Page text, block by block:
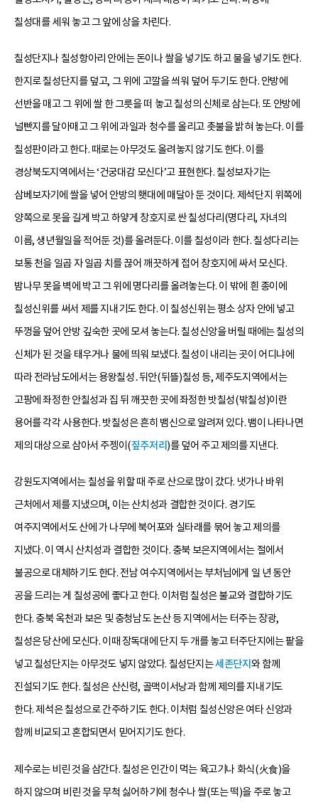
칠성대를 세워 놓고 그 앞에 상을 차린다.
칠성단지나 칠성항아리 안에는 돈이나 쌀을 넣기도 하고 물을 넣기도 한다.
한지로 칠성단지를 덮고, 그 위에 고깔을 씌워 덮어 두기도 한다. 안방에
선반을 매고 그 위에 쌀 한 그릇을 떠 놓고 칠성의 신체로 삼는다. 또 안방에
널빤지를 달아매고 그 위에 과일과 청수를 올리고 촛불을 밝혀 놓는다. 이를
칠성판이라고 한다. 때로는 아무것도 올려놓지 않기도 한다. 이를
경상북도지역에서는 ‘건궁대감 모신다’고 표현한다. 칠성보자기는
삼베보자기에 쌀을 넣어 안방의 횃대에 매달아 둔 것이다. 제석단지 위쪽에
양쪽으로 못을 길게 박고 하얗게 창호지로 싼 칠성다리(명다리, 자녀의
이름, 생년월일을 적어둔 것)를 올려둔다. 이를 칠성이라 한다. 칠성다리는
보통 천을 일곱 자 일곱 치를 끊어 깨끗하게 접어 창호지에 싸서 모신다.
밤나무 못을 벽에 박고 그 위에 명다리를 올려놓는다. 이 밖에 흰 종이에
칠성신위를 써서 제를 지내기도 한다. 이 칠성신위는 평소 상자 안에 넣고
뚜껑을 덮어 안방 깊숙한 곳에 모셔 놓는다. 칠성신앙을 버릴 때에는 칠성의
신체가 된 것을 태우거나 물에 띄워 보냈다. 칠성이 내리는 곳이 어디냐에
따라 전라남도에서는 용왕칠성․뒤안(뒤뜰)칠성 등, 제주도지역에서는
고팡에 좌정한 안칠성과 집 뒤 깨끗한 곳에 좌정한 밧칠성(밖칠성)이란
용어를 각각 사용한다. 밧칠성은 흔히 뱀신으로 알려져 있다. 뱀이 나타나면
제의 대상으로 삼아서 주젱이(짚주저리 )를 덮어 주고 제의를 지낸다.
강원도지역에서는 칠성을 위할 때 주로 산으로 많이 갔다. 냇가나 바위
근처에서 제를 지냈으며, 이는 산치성과 결합한 것이다. 경기도
여주지역에서도 산에 가 나무에 북어포와 실타래를 묶어 놓고 제의를
지냈다. 이 역시 산치성과 결합한 것이다. 충북 보은지역에서는 절에서
불공으로 대체하기도 한다. 전남 여수지역에서는 부처님에게 일 년 동안
공을 드리는 게 칠성공에 좋다고 한다. 이처럼 칠성은 불교와 결합하기도
한다. 충북 옥천과 보은 및 충청남도 논산 등 지역에서는 터주는 장광,
칠성은 당산에 모신다. 이때 장독대에 단지 두 개를 놓고 터주단지에는 팥을
넣고 칠성단지는 아무것도 넣지 않았다. 칠성단지는세존단지 와 함께
진설되기도 한다. 칠성은 산신령, 골맥이서낭과 함께 제의를 지내기도
한다. 제석은 칠성으로 간주하기도 한다. 이처럼 칠성신앙은 여타 신앙과
함께 비교되고 혼합되면서 믿어지기도 한다.
제수로는 비린 것을 삼간다. 칠성은 인간이 먹는 육고기나 화식(火食)을
하지 않으며 비린 것을 무척 싫어하기에 청수나 쌀(또는 떡)을 주로 놓고